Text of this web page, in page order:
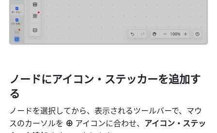
ノードにアイコン・ステッカーを追加す
る
ノードを選択してから、表示されるツールバーで、マウ
スのカーソルを ⊕ アイコンに合わせ、 アイコン・ステッ